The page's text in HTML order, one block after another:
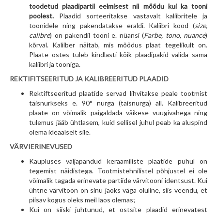
toodetud plaadipartii eelmisest nii mõõdu kui ka tooni
poolest. Plaadid sorteeritakse vastavalt kaliibritele ja
toonidele ning pakendatakse eraldi. Kaliibri kood (size,
calibre) on pakendil tooni e. nüansi (Farbe, tono, nuance)
kõrval. Kaliiber näitab, mis mõõdus plaat tegelikult on.
Plaate ostes tuleb kindlasti kõik plaadipakid valida sama
kaliibri ja tooniga.
REKTIFITSEERITUD JA KALIBREERITUD PLAADID
Rektiftseeritud plaatide servad lihvitakse peale tootmist
täisnurkseks e. 90° nurga (täisnurga) all. Kalibreeritud
plaate on võimalik paigaldada väikese vuugivahega ning
tulemus jääb ühtlasem, kuid sellisel juhul peab ka aluspind
olema ideaalselt sile.
VÄRVIERINEVUSED
Kaupluses väljapandud keraamiliste plaatide puhul on
tegemist näidistega. Tootmistehnilistel põhjustel ei ole
võimalik tagada erinevate partiide värvitooni identsust. Kui
ühtne värvitoon on sinu jaoks väga oluline, siis veendu, et
piisav kogus oleks meil laos olemas;
Kui on siiski juhtunud, et ostsite plaadid erinevatest